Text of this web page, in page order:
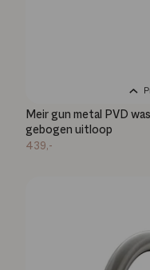
Meir gun metal PVD
gebogen uitloop
439,-